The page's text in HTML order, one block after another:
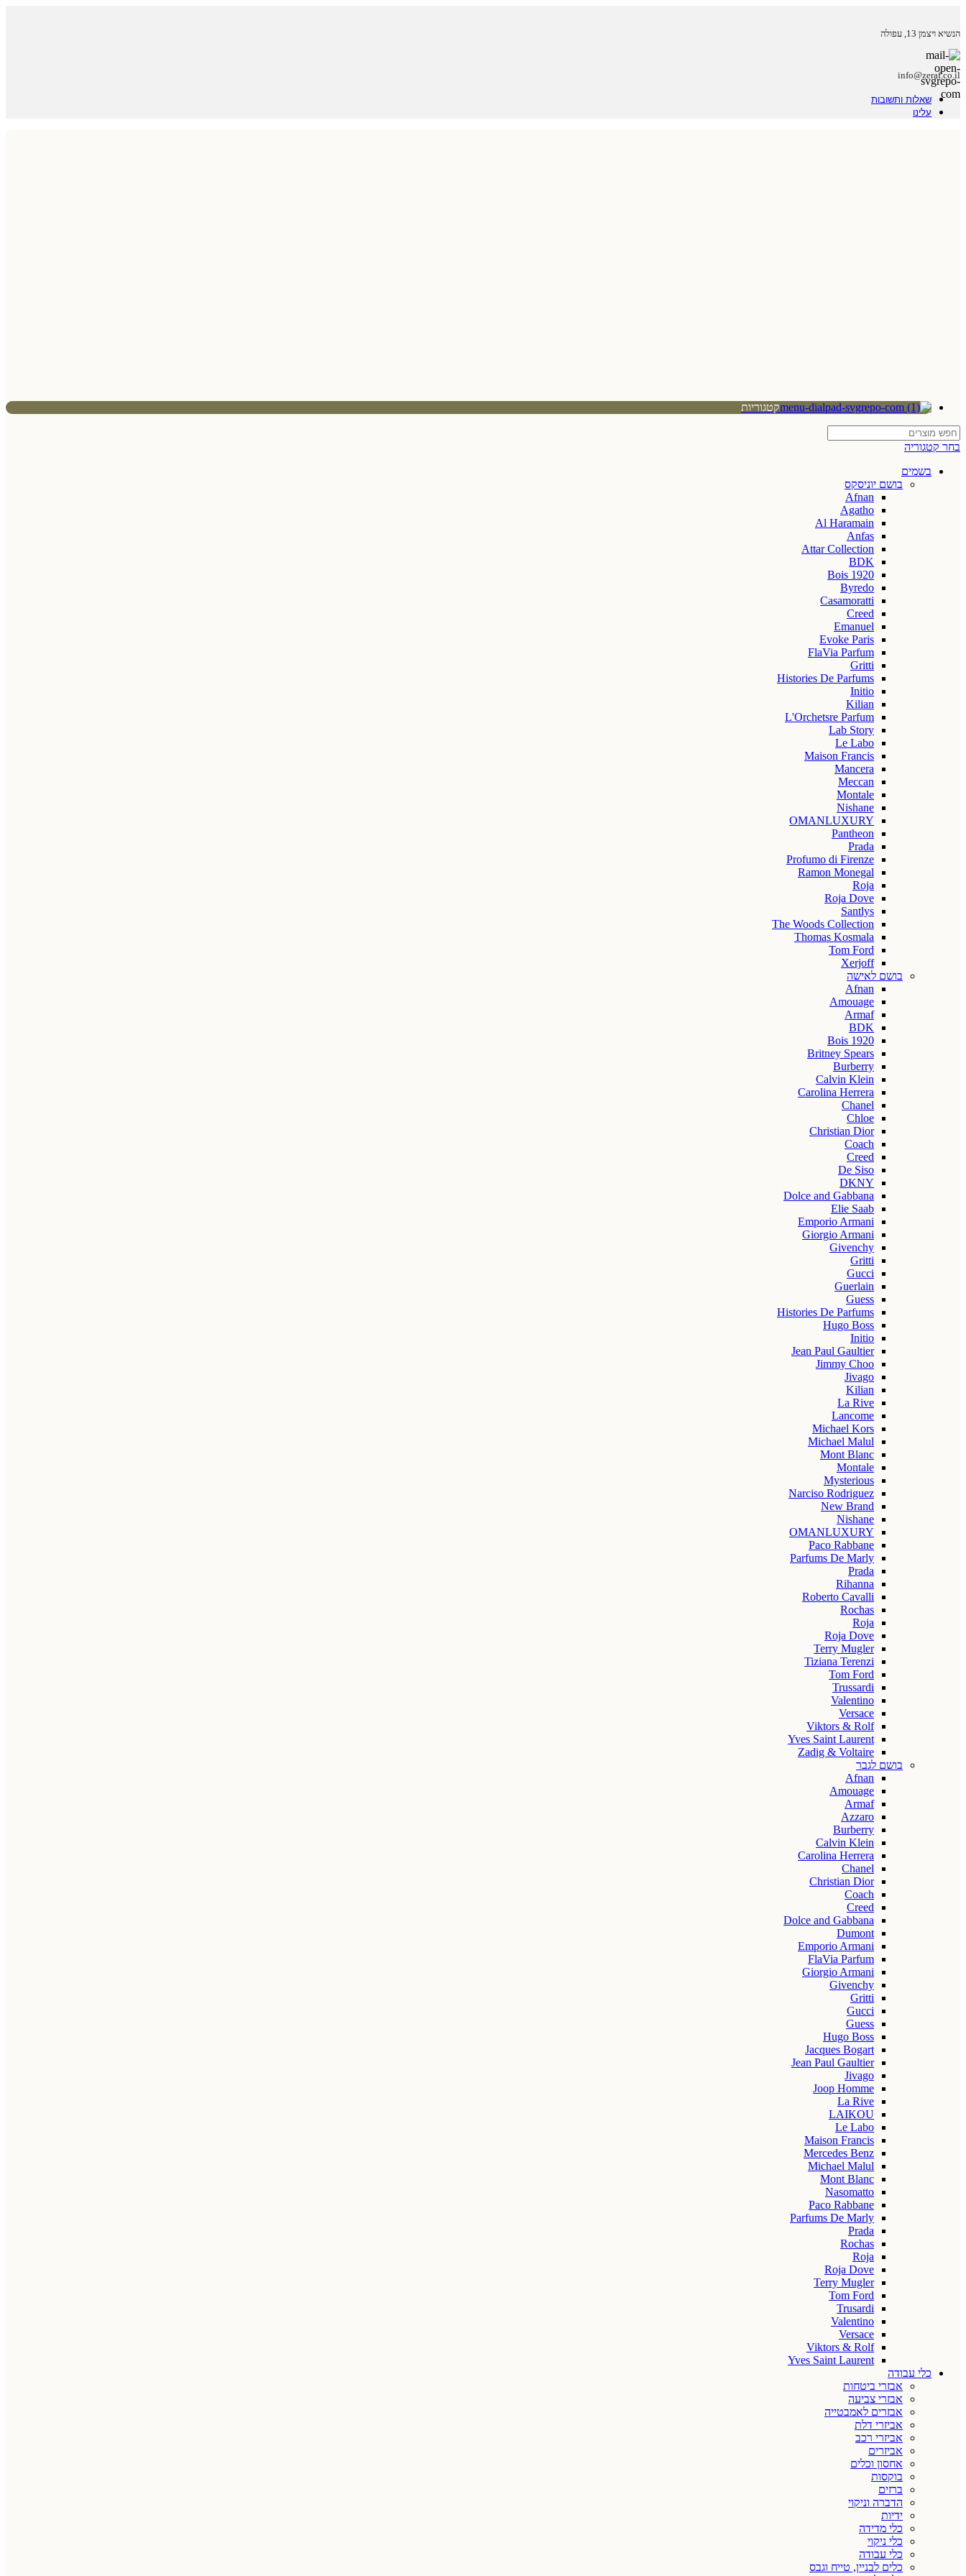
הנשיא ויצמן 13, עפולה
info@zeraf.co.il
שאלות ותשובות
עלינו
קטגוריות
בחר קטגוריה
בשמים
בושם יוניסקס
Afnan
Agatho
Al Haramain
Anfas
Attar Collection
BDK
Bois 1920
Byredo
Casamoratti
Creed
Emanuel
Evoke Paris
FlaVia Parfum
Gritti
Histories De Parfums
Initio
Kilian
L'Orchetsre Parfum
Lab Story
Le Labo
Maison Francis
Mancera
Meccan
Montale
Nishane
OMANLUXURY
Pantheon
Prada
Profumo di Firenze
Ramon Monegal
Roja
Roja Dove
Santlys
The Woods Collection
Thomas Kosmala
Tom Ford
Xerjoff
בושם לאישה
Afnan
Amouage
Armaf
BDK
Bois 1920
Britney Spears
Burberry
Calvin Klein
Carolina Herrera
Chanel
Chloe
Christian Dior
Coach
Creed
De Siso
DKNY
Dolce and Gabbana
Elie Saab
Emporio Armani
Giorgio Armani
Givenchy
Gritti
Gucci
Guerlain
Guess
Histories De Parfums
Hugo Boss
Initio
Jean Paul Gaultier
Jimmy Choo
Jivago
Kilian
La Rive
Lancome
Michael Kors
Michael Malul
Mont Blanc
Montale
Mysterious
Narciso Rodriguez
New Brand
Nishane
OMANLUXURY
Paco Rabbane
Parfums De Marly
Prada
Rihanna
Roberto Cavalli
Rochas
Roja
Roja Dove
Terry Mugler
Tiziana Terenzi
Tom Ford
Trussardi
Valentino
Versace
Viktors & Rolf
Yves Saint Laurent
Zadig & Voltaire
בושם לגבר
Afnan
Amouage
Armaf
Azzaro
Burberry
Calvin Klein
Carolina Herrera
Chanel
Christian Dior
Coach
Creed
Dolce and Gabbana
Dumont
Emporio Armani
FlaVia Parfum
Giorgio Armani
Givenchy
Gritti
Gucci
Guess
Hugo Boss
Jacques Bogart
Jean Paul Gaultier
Jivago
Joop Homme
La Rive
LAIKOU
Le Labo
Maison Francis
Mercedes Benz
Michael Malul
Mont Blanc
Nasomatto
Paco Rabbane
Parfums De Marly
Prada
Rochas
Roja
Roja Dove
Terry Mugler
Tom Ford
Trusardi
Valentino
Versace
Viktors & Rolf
Yves Saint Laurent
כלי עבודה
אבזרי ביטחות
אבזרי צביעה
אבזרים לאמבטייה
אביזרי דלת
אביזרי רכב
אביזרים
אחסון וכלים
בוקסות
ברזים
הדברה וניקוי
ידיות
כלי מדידה
כלי ניקוי
כלי עבודה
כלים לבניין, טייח וגבס